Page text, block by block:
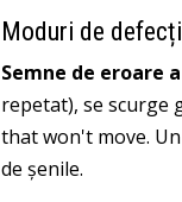
Moduri de
Semne de eroare
repetat), se scurge
that won't move.
de șenile.